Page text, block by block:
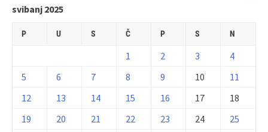
svibanj 2025
P U S Č P S N
1 2 3
4
5
6 7 8 9 10
11
12
13 14 15 16 17
18
19
20 21 22 23 24
25